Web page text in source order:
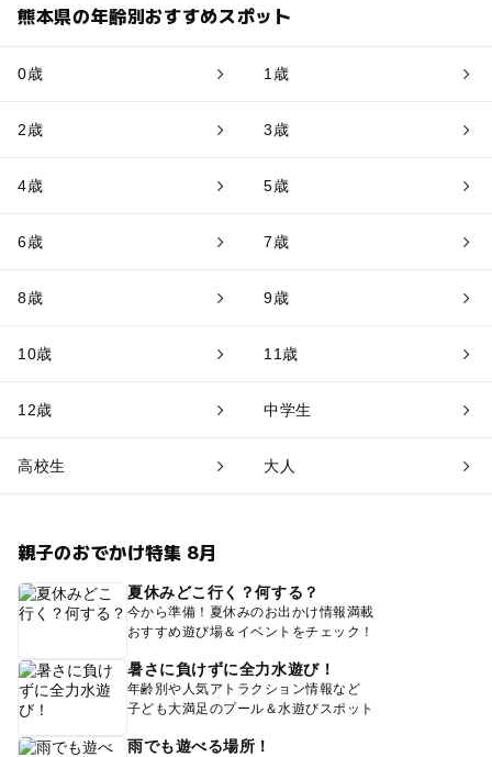
熊本県の年齢別おすすめスポット
0歳 1歳
2歳 3歳
4歳 5歳
6歳 7歳
8歳 9歳
10歳 11歳
12歳 中学生
高校生 大人
親子のおでかけ特集 8月
夏休みどこ行く？何する？
今から準備！夏休みのお出かけ情報満載
おすすめ遊び場＆イベントをチェック！
暑さに負けずに全力水遊び！
年齢別や人気アトラクション情報など
子ども大満足のプール＆水遊びスポット
雨でも遊べる場所！